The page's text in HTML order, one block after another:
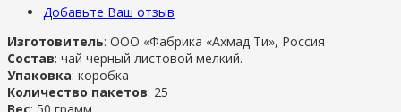
Добавьте Ваш отзыв
Изготовитель: ООО «Фабрика «Ахмад Ти», Россия
Состав: чай черный листовой мелкий.
Упаковка: коробка
Количество пакетов: 25